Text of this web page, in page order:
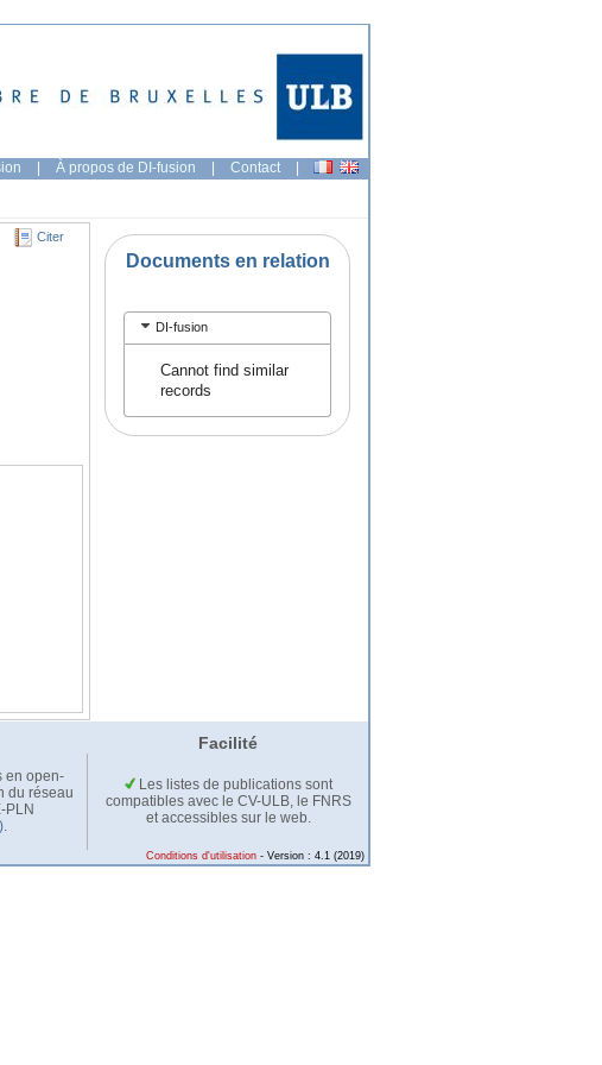
| À propos de DI-fusion | Contact |
Citer
Documents en relation
DI-fusion
Cannot find similar
records
Facilité
en open-
du réseau
PLN
.
Les listes de publications sont
compatibles avec le CV-ULB, le FNRS
et accessibles sur le web.
Conditions d'utilisation - Version : 4.1 (2019)